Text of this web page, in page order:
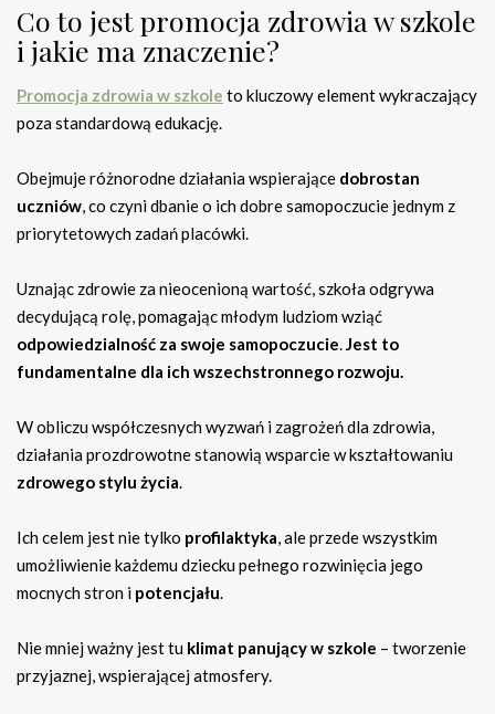
Co to jest promocja zdrowia w szkole
i jakie ma znaczenie?
Promocja zdrowia w szkole to kluczowy element wykraczający
poza standardową edukację.
Obejmuje różnorodne działania wspierające dobrostan
uczniów, co czyni dbanie o ich dobre samopoczucie jednym z
priorytetowych zadań placówki.
Uznając zdrowie za nieocenioną wartość, szkoła odgrywa
decydującą rolę, pomagając młodym ludziom wziąć
odpowiedzialność za swoje samopoczucie.Jest to
fundamentalne dla ich wszechstronnego rozwoju.
W obliczu współczesnych wyzwań i zagrożeń dla zdrowia,
działania prozdrowotne stanowią wsparcie w kształtowaniu
zdrowego stylu życia.
Ich celem jest nie tylko profilaktyka, ale przede wszystkim
umożliwienie każdemu dziecku pełnego rozwinięcia jego
mocnych stron i potencjału.
Nie mniej ważny jest tu klimat panujący w szkole – tworzenie
przyjaznej, wspierającej atmosfery.